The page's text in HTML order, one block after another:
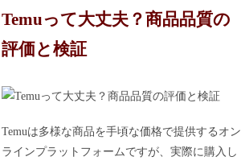
Temuって大丈夫？商品品質の
評価と検証
Temuは多様な商品を手頃な価格で提供するオン
ラインプラットフォームですが、実際に購入し